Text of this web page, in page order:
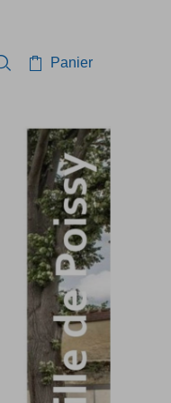
Rechercher dans la
Panier